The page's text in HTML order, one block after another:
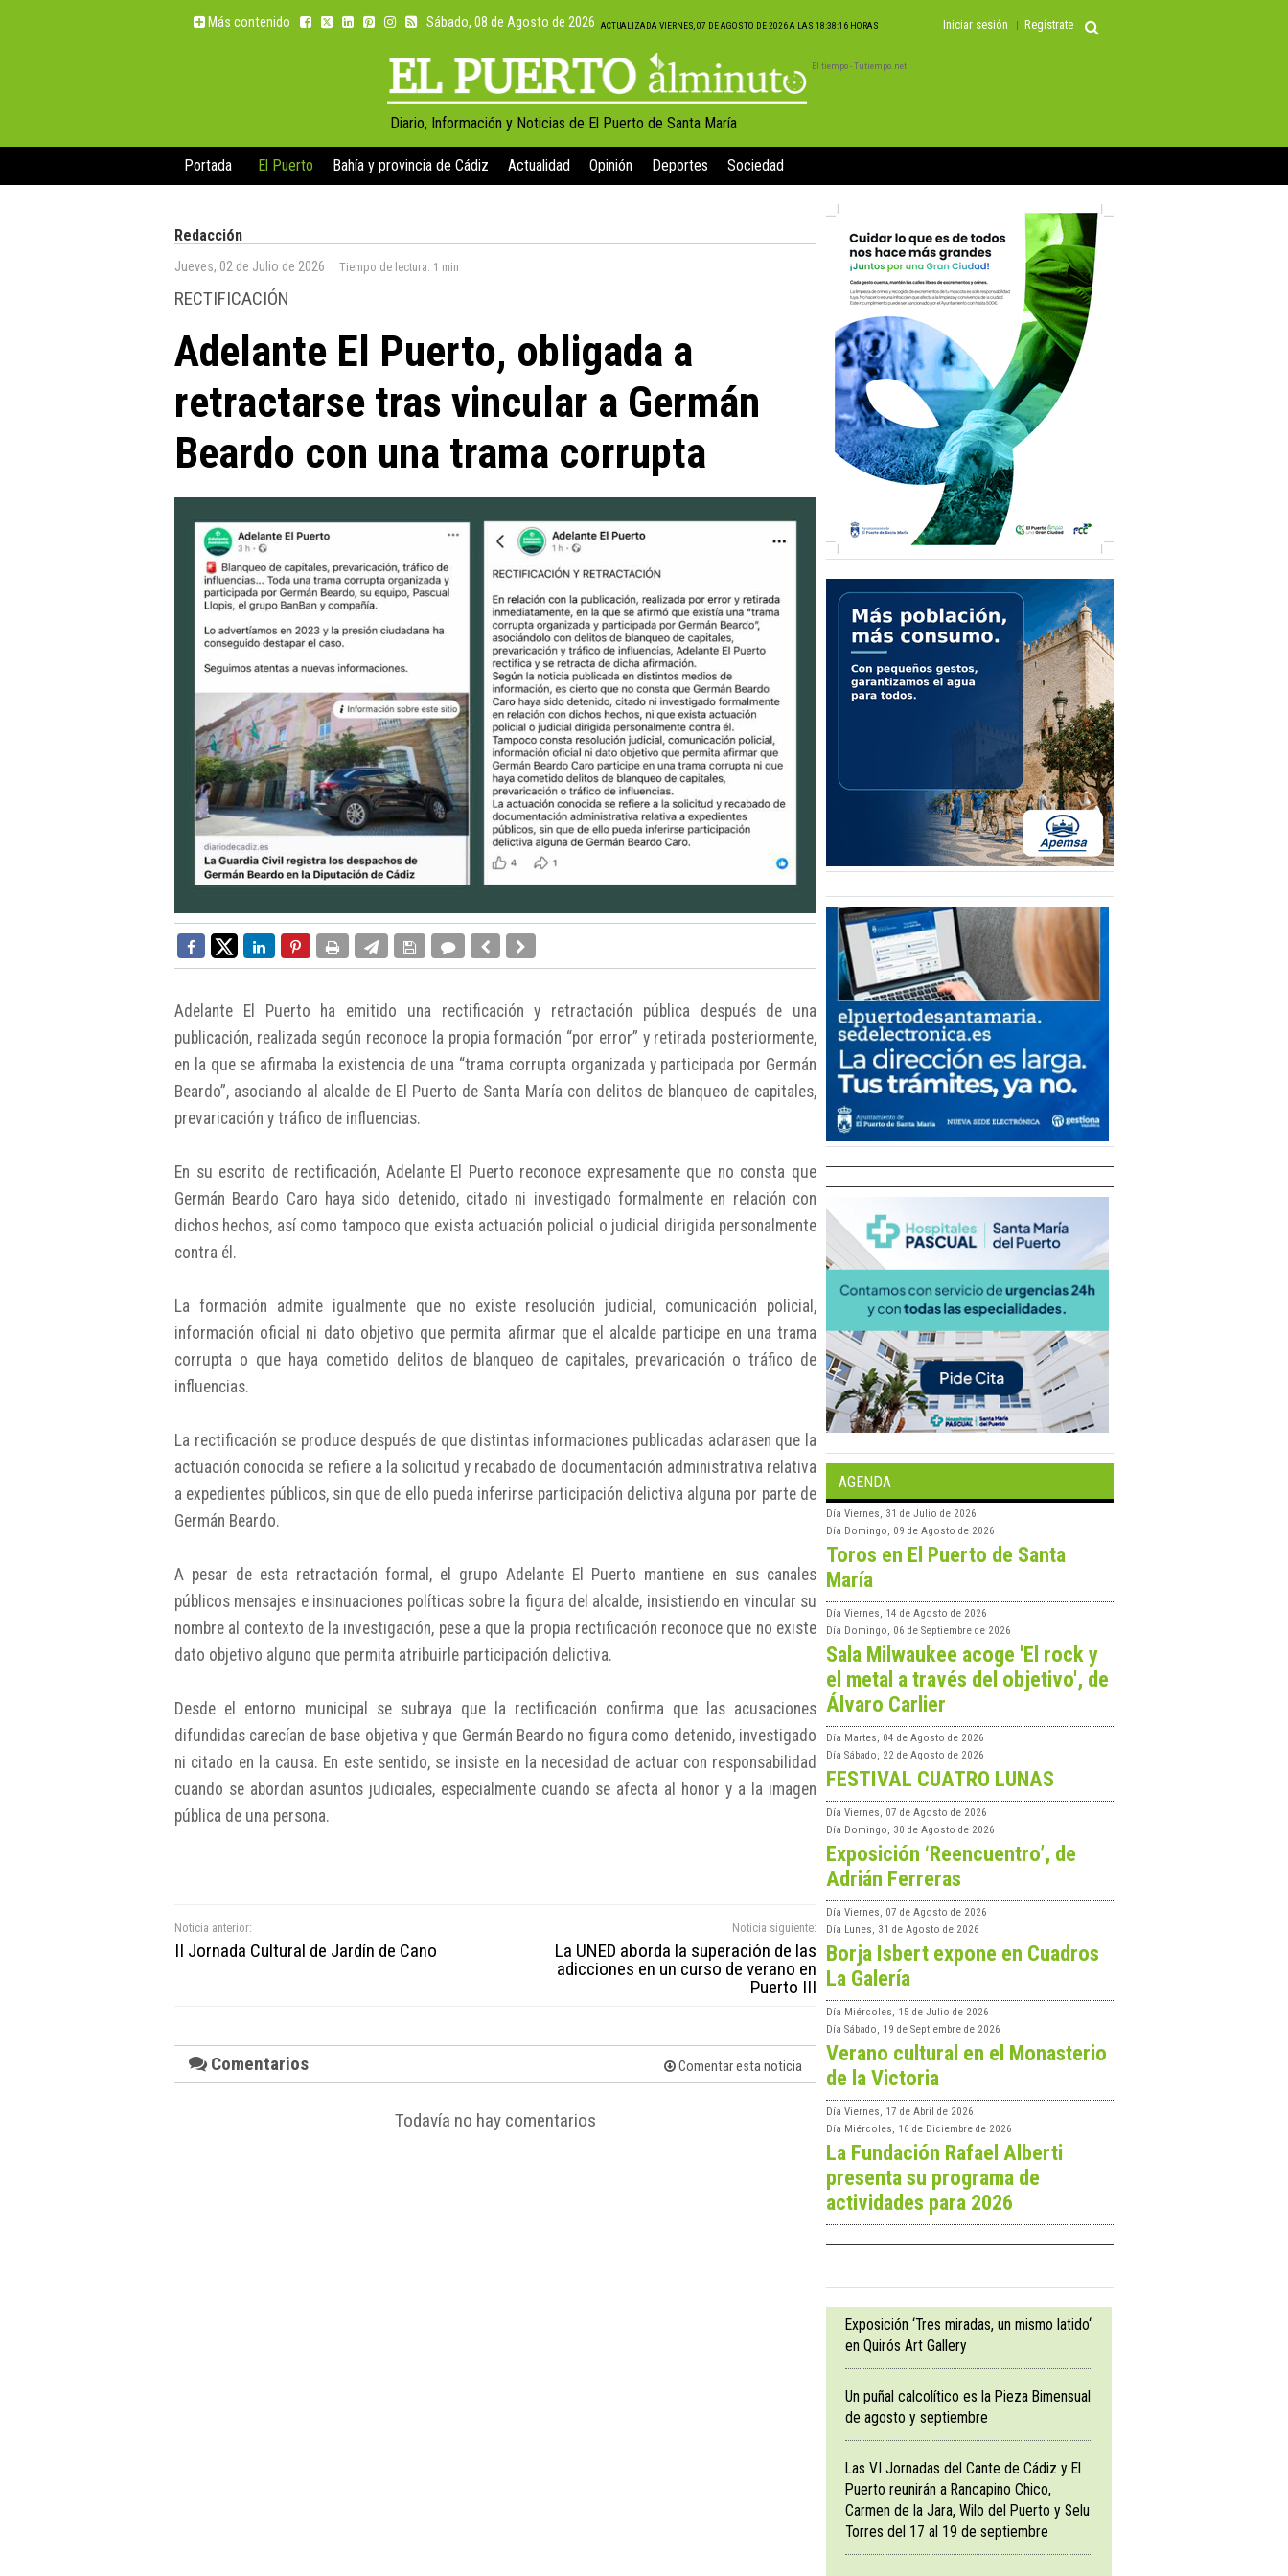
Más contenido Sábado, 08 de Agosto de 2026 ACTUALIZADA VIERNES, 07 DE AGOSTO DE 2026 A LAS 18:38:16 HORAS Iniciar sesión Regístrate
Diario, Información y Noticias de El Puerto de Santa María
El tiempo - Tutiempo.net
Portada El Puerto Bahía y provincia de Cádiz Actualidad Opinión Deportes Sociedad
Redacción
Jueves, 02 de Julio de 2026 Tiempo de lectura: 1 min
RECTIFICACIÓN
Adelante El Puerto, obligada a
retractarse tras vincular a Germán
Beardo con una trama corrupta
Adelante El Puerto ha emitido una rectificación y retractación pública después de una
publicación, realizada según reconoce la propia formación “por error” y retirada posteriormente,
en la que se afirmaba la existencia de una “trama corrupta organizada y participada por Germán
Beardo”, asociando al alcalde de El Puerto de Santa María con delitos de blanqueo de capitales,
prevaricación y tráfico de influencias.
En su escrito de rectificación, Adelante El Puerto reconoce expresamente que no consta que
Germán Beardo Caro haya sido detenido, citado ni investigado formalmente en relación con
dichos hechos, así como tampoco que exista actuación policial o judicial dirigida personalmente
contra él.
La formación admite igualmente que no existe resolución judicial, comunicación policial,
información oficial ni dato objetivo que permita afirmar que el alcalde participe en una trama
corrupta o que haya cometido delitos de blanqueo de capitales, prevaricación o tráfico de
influencias.
La rectificación se produce después de que distintas informaciones publicadas aclarasen que la
actuación conocida se refiere a la solicitud y recabado de documentación administrativa relativa
a expedientes públicos, sin que de ello pueda inferirse participación delictiva alguna por parte de
Germán Beardo.
A pesar de esta retractación formal, el grupo Adelante El Puerto mantiene en sus canales
públicos mensajes e insinuaciones políticas sobre la figura del alcalde, insistiendo en vincular su
nombre al contexto de la investigación, pese a que la propia rectificación reconoce que no existe
dato objetivo alguno que permita atribuirle participación delictiva.
Desde el entorno municipal se subraya que la rectificación confirma que las acusaciones
difundidas carecían de base objetiva y que Germán Beardo no figura como detenido, investigado
ni citado en la causa. En este sentido, se insiste en la necesidad de actuar con responsabilidad
cuando se abordan asuntos judiciales, especialmente cuando se afecta al honor y a la imagen
pública de una persona.
Noticia anterior:
II Jornada Cultural de Jardín de Cano
Noticia siguiente:
La UNED aborda la superación de las
adicciones en un curso de verano en
Puerto III
Comentarios Comentar esta noticia
Todavía no hay comentarios
AGENDA
Día Viernes, 31 de Julio de 2026
Día Domingo, 09 de Agosto de 2026
Toros en El Puerto de Santa
María
Día Viernes, 14 de Agosto de 2026
Día Domingo, 06 de Septiembre de 2026
Sala Milwaukee acoge 'El rock y
el metal a través del objetivo', de
Álvaro Carlier
Día Martes, 04 de Agosto de 2026
Día Sábado, 22 de Agosto de 2026
FESTIVAL CUATRO LUNAS
Día Viernes, 07 de Agosto de 2026
Día Domingo, 30 de Agosto de 2026
Exposición ‘Reencuentro’, de
Adrián Ferreras
Día Viernes, 07 de Agosto de 2026
Día Lunes, 31 de Agosto de 2026
Borja Isbert expone en Cuadros
La Galería
Día Miércoles, 15 de Julio de 2026
Día Sábado, 19 de Septiembre de 2026
Verano cultural en el Monasterio
de la Victoria
Día Viernes, 17 de Abril de 2026
Día Miércoles, 16 de Diciembre de 2026
La Fundación Rafael Alberti
presenta su programa de
actividades para 2026
Exposición ‘Tres miradas, un mismo latido‘
en Quirós Art Gallery
Un puñal calcolítico es la Pieza Bimensual
de agosto y septiembre
Las VI Jornadas del Cante de Cádiz y El
Puerto reunirán a Rancapino Chico,
Carmen de la Jara, Wilo del Puerto y Selu
Torres del 17 al 19 de septiembre